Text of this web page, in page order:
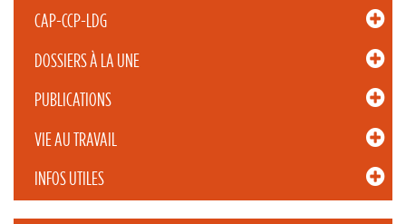
CAP-CCP-LDG
DOSSIERS À LA UNE
PUBLICATIONS
VIE AU TRAVAIL
INFOS UTILES